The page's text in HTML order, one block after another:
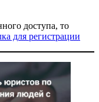
доступа, то
для регистрации